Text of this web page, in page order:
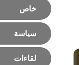
خاص
سياسة
لقاءات